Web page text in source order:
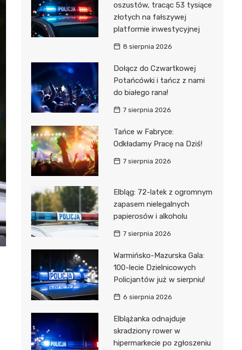
oszustów, tracąc 53 tysiące
złotych na fałszywej
platformie inwestycyjnej
8 sierpnia 2026
Dołącz do Czwartkowej
Potańcówki i tańcz z nami
do białego rana!
7 sierpnia 2026
Tańce w Fabryce:
Odkładamy Pracę na Dziś!
7 sierpnia 2026
Elbląg: 72-latek z ogromnym
zapasem nielegalnych
papierosów i alkoholu
7 sierpnia 2026
Warmińsko-Mazurska Gala:
100-lecie Dzielnicowych
Policjantów już w sierpniu!
6 sierpnia 2026
Elblążanka odnajduje
skradziony rower w
hipermarkecie po zgłoszeniu